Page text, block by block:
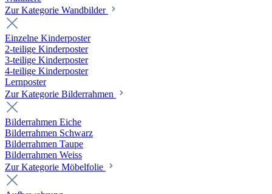
Zur Kategorie Wandbilder
Einzelne Kinderposter
2-teilige Kinderposter
3-teilige Kinderposter
4-teilige Kinderposter
Lernposter
Zur Kategorie Bilderrahmen
Bilderrahmen Eiche
Bilderrahmen Schwarz
Bilderrahmen Taupe
Bilderrahmen Weiss
Zur Kategorie Möbelfolie